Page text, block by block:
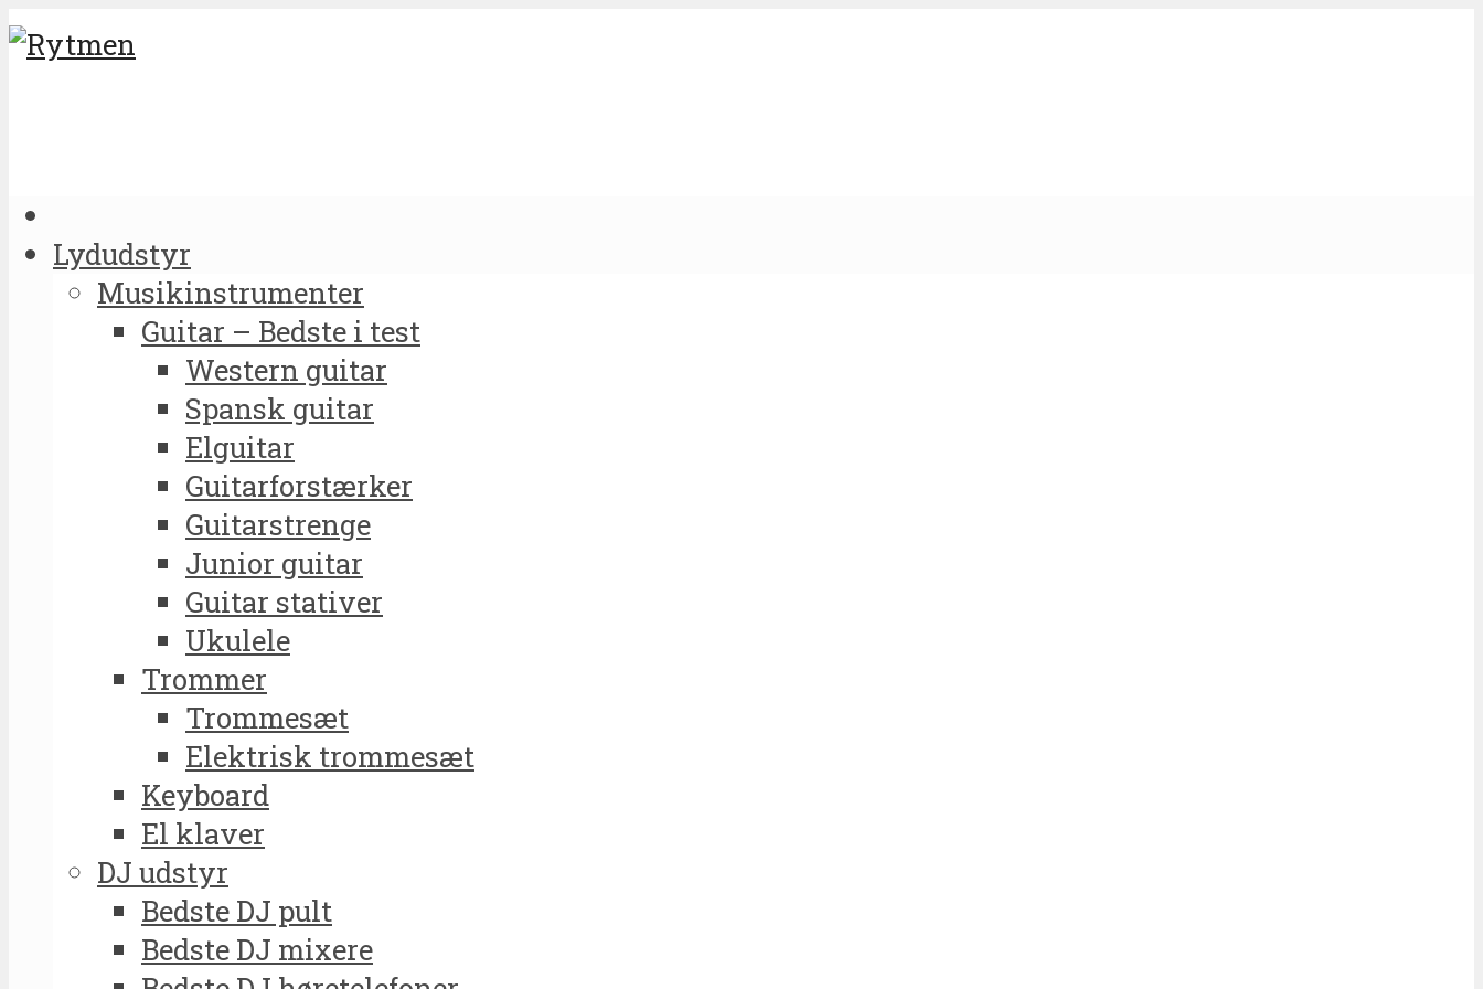
Lydudstyr
Musikinstrumenter
Guitar – Bedste i test
Western guitar
Spansk guitar
Elguitar
Guitarforstærker
Guitarstrenge
Junior guitar
Guitar stativer
Ukulele
Trommer
Trommesæt
Elektrisk trommesæt
Keyboard
El klaver
DJ udstyr
Bedste DJ pult
Bedste DJ mixere